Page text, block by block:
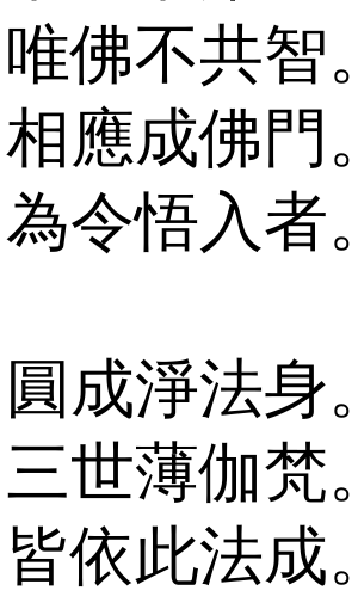
唯佛不共智。
相應成佛門。
為令悟入者。
圓成淨法身。
三世薄伽梵。
皆依此法成。